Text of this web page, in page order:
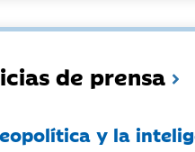
de prensa
y la